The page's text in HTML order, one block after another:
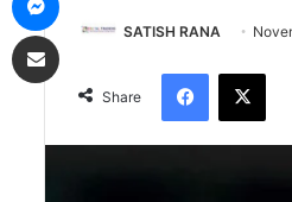
SATISH RANA
Share
Facebook
X
Share via Email